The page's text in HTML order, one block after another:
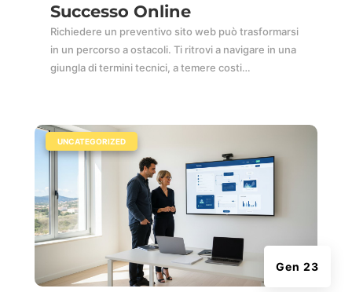
Successo Online
Richiedere un preventivo sito web può trasformarsi
in un percorso a ostacoli. Ti ritrovi a navigare in una
giungla di termini tecnici, a temere costi…
Gen 23
UNCATEGORIZED